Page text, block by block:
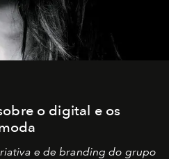
o digital e os
e de branding do grupo